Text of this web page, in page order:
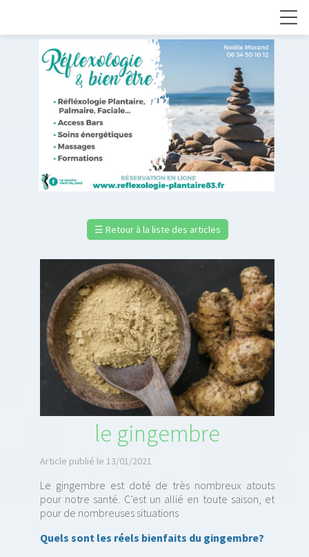
☰ Retour à la liste des articles
le gingembre
Article publié le 13/01/2021
Le gingembre est doté de très nombreux atouts
pour notre santé. C’est un allié en toute saison, et
pour de nombreuses situations
Quels sont les réels bienfaits du gingembre?